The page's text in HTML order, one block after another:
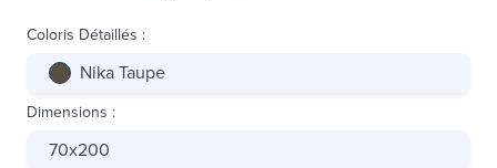
Coloris Détaillés :
Nika Taupe
Dimensions :
70x200